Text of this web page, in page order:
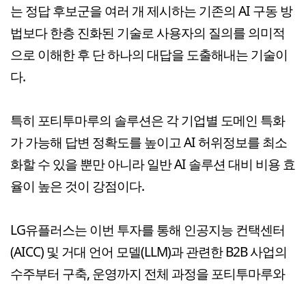
는 정답 후보군을 여러 개 제시하는 기존의 AI 구동 방
법보다 한층 진화된 기술로 사용자의 질의를 의미적
으로 이해한 후 단 하나의 대답을 도출해내는 기술이
다.
특히 포티투마루의 솔루션은 각 기업별 도메인 특화
가 가능해 답변 정확도를 높이고 AI 허위정보를 최소
화할 수 있을 뿐만 아니라 일반 AI 솔루션 대비 비용 효
율이 높은 것이 강점이다.
LG유플러스는 이번 투자를 통해 인공지능 컨택센터
(AICC) 및 거대 언어 모델(LLM)과 관련한 B2B 사업의
수주부터 구축, 운영까지 전체 과정을 포티투마루와